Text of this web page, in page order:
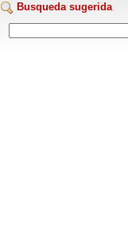
Busqueda sugerida